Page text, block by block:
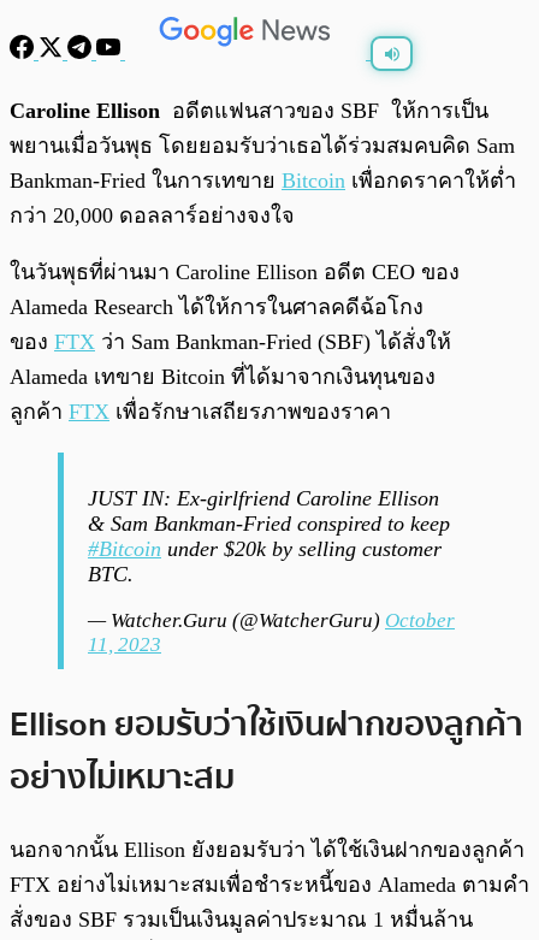
พร้อมเล่น 0:00 0:00
Caroline Ellison อดีตแฟนสาวของ SBF ให้การเป็น
พยานเมื่อวันพุธ โดยยอมรับว่าเธอได้ร่วมสมคบคิด Sam
Bankman-Fried ในการเทขาย Bitcoin เพื่อกดราคาให้ต่ำ
กว่า 20,000 ดอลลาร์อย่างจงใจ
ในวันพุธที่ผ่านมา Caroline Ellison อดีต CEO ของ
Alameda Research ได้ให้การในศาลคดีฉ้อโกง
ของ FTX ว่า Sam Bankman-Fried (SBF) ได้สั่งให้
Alameda เทขาย Bitcoin ที่ได้มาจากเงินทุนของ
ลูกค้า FTX เพื่อรักษาเสถียรภาพของราคา
JUST IN: Ex-girlfriend Caroline Ellison
& Sam Bankman-Fried conspired to keep
#Bitcoin under $20k by selling customer
BTC.
— Watcher.Guru (@WatcherGuru) October
11, 2023
Ellison ยอมรับว่าใช้เงินฝากของลูกค้า
อย่างไม่เหมาะสม
นอกจากนั้น Ellison ยังยอมรับว่า ได้ใช้เงินฝากของลูกค้า
FTX อย่างไม่เหมาะสมเพื่อชำระหนี้ของ Alameda ตามคำ
สั่งของ SBF รวมเป็นเงินมูลค่าประมาณ 1 หมื่นล้าน